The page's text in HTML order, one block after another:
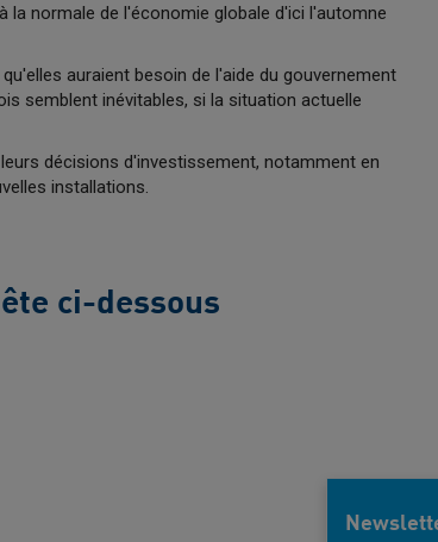
la normale de l'économie globale d'ici l'automne
auraient besoin de l'aide du gouvernement
semblent inévitables, si la situation actuelle
décisions d'investissement, notamment en
installations.
ci-dessous